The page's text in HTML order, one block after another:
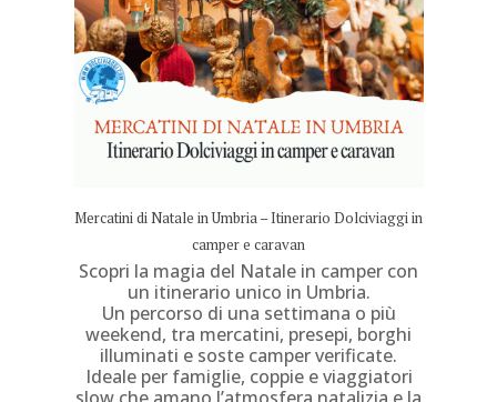
Mercatini di Natale in Umbria – Itinerario Dolciviaggi in
camper e caravan
Scopri la magia del Natale in camper con
un itinerario unico in Umbria.
Un percorso di una settimana o più
weekend, tra mercatini, presepi, borghi
illuminati e soste camper verificate.
Ideale per famiglie, coppie e viaggiatori